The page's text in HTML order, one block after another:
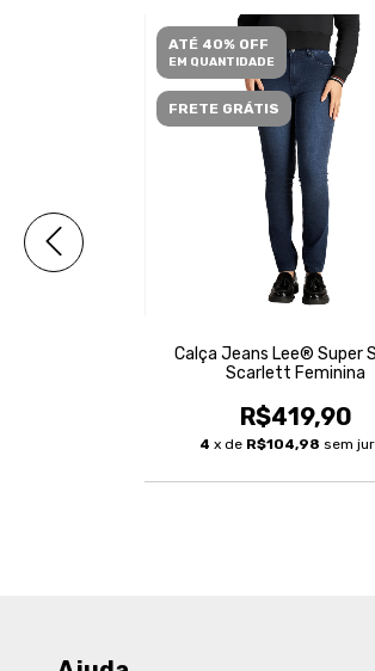
ATÉ 40% OFF
EM QUANTIDADE
FRETE GRÁTIS
Calça Jeans Lee® Super
Scarlett Feminina
R$419,90
4 x de R$104,98 sem